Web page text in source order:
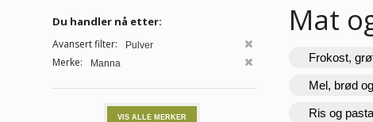
Mat
Frokost,
Mel, brød
Ris og pasta
Du handler nå etter:
Avansert filter: Pulver
Merke: Manna
VIS ALLE MERKER